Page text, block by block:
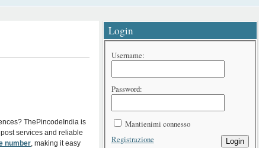
ThePincodeIndia is
services and reliable
number, making it easy
Login
Username:
Password:
Mantienimi connesso
Login
Registrazione